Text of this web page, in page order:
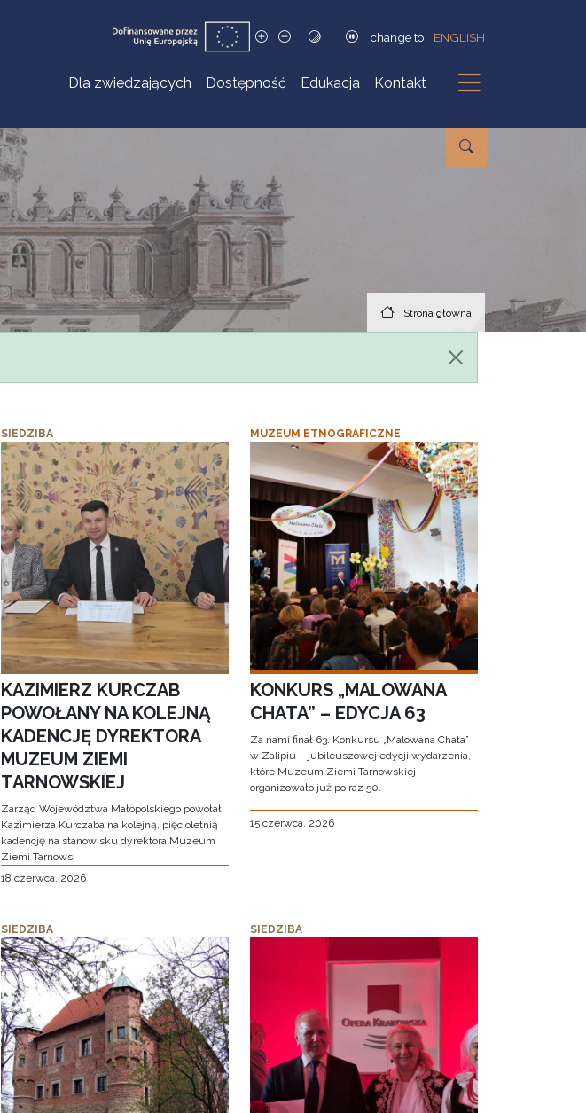
change to ENGLISH
Dla zwiedzających Dostępność Edukacja Kontakt
Podmenu
Strona główna
SIEDZIBA
KAZIMIERZ KURCZAB
POWOŁANY NA KOLEJNĄ
KADENCJĘ DYREKTORA
MUZEUM ZIEMI
TARNOWSKIEJ
Zarząd Województwa Małopolskiego powołał
Kazimierza Kurczaba na kolejną, pięcioletnią
kadencję na stanowisku dyrektora Muzeum
Ziemi Tarnows
18 czerwca, 2026
MUZEUM ETNOGRAFICZNE
KONKURS „MALOWANA
CHATA” – EDYCJA 63
Za nami finał 63. Konkursu „Malowana Chata”
w Zalipiu – jubileuszowej edycji wydarzenia,
które Muzeum Ziemi Tarnowskiej
organizowało już po raz 50.
15 czerwca, 2026
SIEDZIBA SIEDZIBA